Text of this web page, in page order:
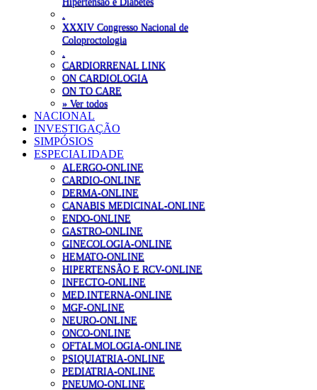
XXXIV Congresso Nacional de
Coloproctologia
CARDIORRENAL LINK
ON CARDIOLOGIA
ON TO CARE
» Ver todos
NACIONAL
INVESTIGAÇÃO
SIMPÓSIOS
ESPECIALIDADE
ALERGO-ONLINE
CARDIO-ONLINE
DERMA-ONLINE
CANABIS MEDICINAL-ONLINE
ENDO-ONLINE
GASTRO-ONLINE
GINECOLOGIA-ONLINE
HEMATO-ONLINE
HIPERTENSÃO E RCV-ONLINE
INFECTO-ONLINE
MED.INTERNA-ONLINE
MGF-ONLINE
NEURO-ONLINE
ONCO-ONLINE
OFTALMOLOGIA-ONLINE
PSIQUIATRIA-ONLINE
PEDIATRIA-ONLINE
PNEUMO-ONLINE